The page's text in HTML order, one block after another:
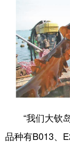
图片
食品
溯源中国
悦读
“我们大钦岛
品种有B013、